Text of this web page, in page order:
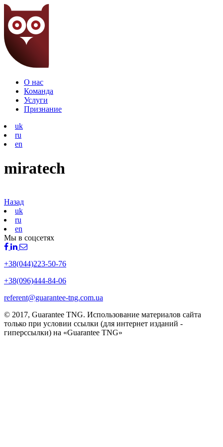
О нас
Команда
Услуги
Признание
uk
ru
en
miratech
Назад
uk
ru
en
Мы в соцсетях
+38(044)223-50-76
+38(096)444-84-06
referent@guarantee-tng.com.ua
© 2017, Guarantee TNG. Использование материалов сайта
только при условии ссылки (для интернет изданий -
гиперссылки) на «Guarantee TNG»